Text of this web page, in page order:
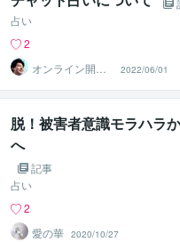
占い
2
オンライン開運
ビジネスアドバ
イザー＠志念
2022/06/01
脱！被害者意識モラハラ
へ
記事
占い
2
愛の華 2020/10/27